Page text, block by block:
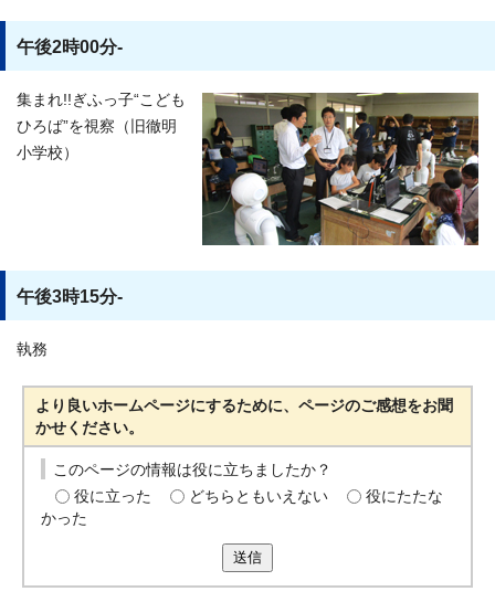
午後2時00分-
集まれ!!ぎふっ子“こども
ひろば”を視察（旧徹明
小学校）
午後3時15分-
執務
より良いホームページにするために、ページのご感想をお聞
かせください。
このページの情報は役に立ちましたか？
役に立った
どちらともいえない
役にたたな
かった
送信